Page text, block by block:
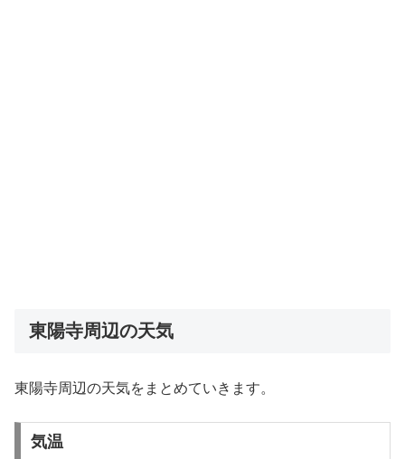
東陽寺周辺の天気
東陽寺周辺の天気をまとめていきます。
気温